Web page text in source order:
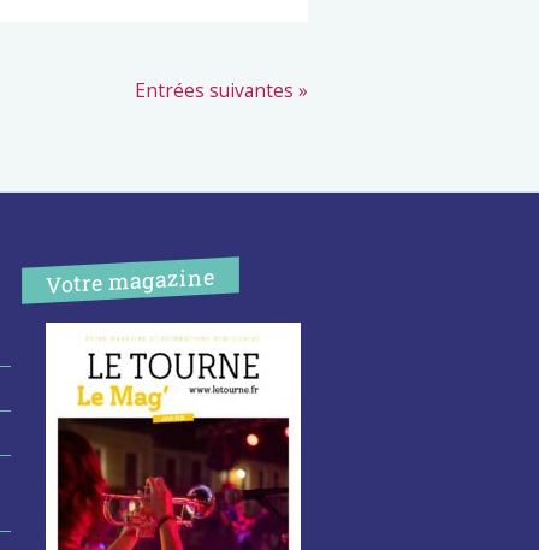
Entrées suivantes »
Votre magazine